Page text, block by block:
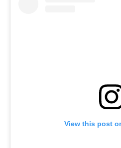
View this post